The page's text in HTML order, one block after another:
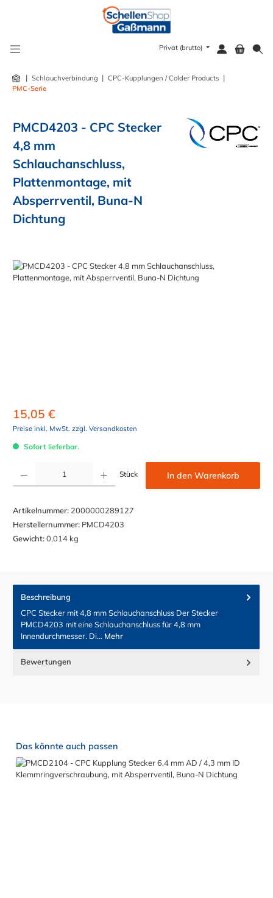
Privat (brutto)
| Schlauchverbindung | CPC-Kupplungen / Colder Products |
PMC-Serie
PMCD4203 - CPC Stecker
4,8 mm
Schlauchanschluss,
Plattenmontage, mit
Absperrventil, Buna-N
Dichtung
Bildergalerie überspringen
15,05 €
Preise inkl. MwSt. zzgl. Versandkosten
Sofort lieferbar.
Stück In den Warenkorb
Artikelnummer: 2000000289127
Herstellernummer: PMCD4203
Gewicht:0,014 kg
Beschreibung
CPC Stecker mit 4,8 mm Schlauchanschluss Der Stecker
PMCD4203 mit eine Schlauchanschluss für 4,8 mm
Innendurchmesser. Di… Mehr
Bewertungen
Produktgalerie überspringen
Das könnte auch passen